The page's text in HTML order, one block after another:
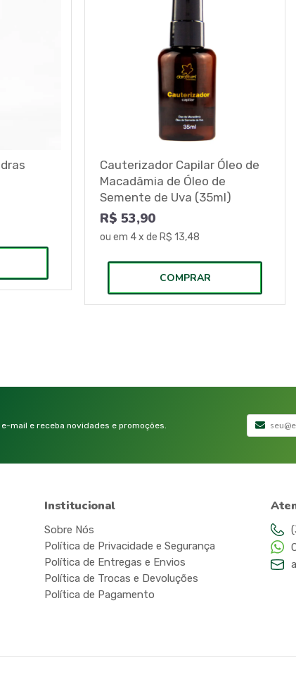
Cauterizador Capilar Óleo de
Macadâmia de Óleo de
Semente de Uva (35ml)
R$ 53,90
ou em 4x de R$ 13,48
COMPRAR
mail e receba novidades e promoções.
Institucional
Sobre Nós
Política de Privacidade e Segurança
Política de Entregas e Envios
Política de Trocas e Devoluções
Política de Pagamento